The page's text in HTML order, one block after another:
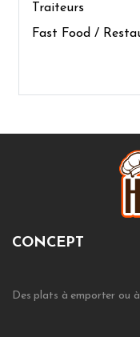
Traiteurs
Fast Food /
CONCEPT
Des plats à emporter ou